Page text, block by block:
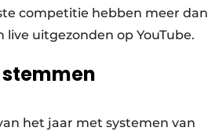
competitie hebben meer dan
uitgezonden op YouTube.
het jaar met systemen van